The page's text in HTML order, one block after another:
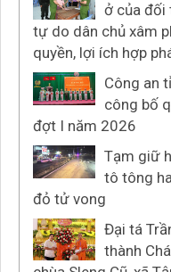
ở của đối
tự do dân chủ xâm
quyền, lợi ích hợp
Công an
công bố
đợt I năm 2026
Tạm giữ
tô tông
đỏ tử vong
Đại tá
thành